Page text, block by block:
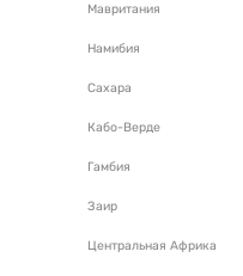
Мавритания
Намибия
Сахара
Кабо-Верде
Гамбия
Заир
Центральная Африка